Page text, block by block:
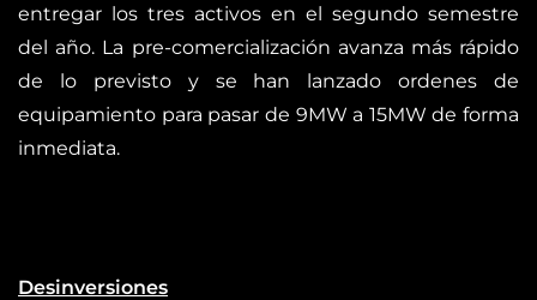
entregar los tres activos en el segundo semestre
del año. La pre-comercialización avanza más rápido
de lo previsto y se han lanzado ordenes de
equipamiento para pasar de 9MW a 15MW de forma
inmediata.
Desinversiones